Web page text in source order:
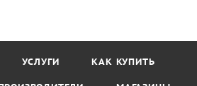
УСЛУГИ КАК КУПИТЬ